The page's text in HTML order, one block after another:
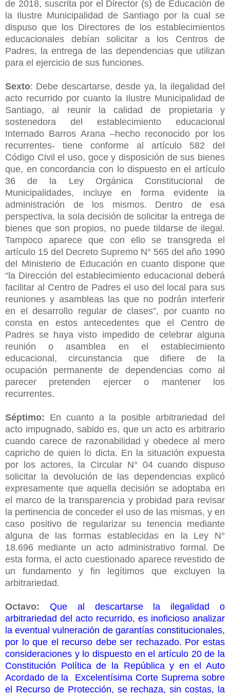
de 2018, suscrita por el Director (s) de Educación de
la Ilustre Municipalidad de Santiago por la cual se
dispuso que los Directores de los establecimientos
educacionales debían solicitar a los Centros de
Padres, la entrega de las dependencias que utilizan
para el ejercicio de sus funciones.
Sexto: Debe descartarse, desde ya, la ilegalidad del
acto recurrido por cuanto la Ilustre Municipalidad de
Santiago, al reunir la calidad de propietaria y
sostenedora del establecimiento educacional
Internado Barros Arana –hecho reconocido por los
recurrentes- tiene conforme al artículo 582 del
Código Civil el uso, goce y disposición de sus bienes
que, en concordancia con lo dispuesto en el artículo
36 de la Ley Orgánica Constitucional de
Municipalidades, incluye en forma evidente la
administración de los mismos. Dentro de esa
perspectiva, la sola decisión de solicitar la entrega de
bienes que son propios, no puede tildarse de ilegal.
Tampoco aparece que con ello se transgreda el
artículo 15 del Decreto Supremo N° 565 del año 1990
del Ministerio de Educación en cuanto dispone que
“la Dirección del establecimiento educacional deberá
facilitar al Centro de Padres el uso del local para sus
reuniones y asambleas las que no podrán interferir
en el desarrollo regular de clases”, por cuanto no
consta en estos antecedentes que el Centro de
Padres se haya visto impedido de celebrar alguna
reunión o asamblea en el establecimiento
educacional, circunstancia que difiere de la
ocupación permanente de dependencias como al
parecer pretenden ejercer o mantener los
recurrentes.
Séptimo: En cuanto a la posible arbitrariedad del
acto impugnado, sabido es, que un acto es arbitrario
cuando carece de razonabilidad y obedece al mero
capricho de quien lo dicta. En la situación expuesta
por los actores, la Circular N° 04 cuando dispuso
solicitar la devolución de las dependencias explicó
expresamente que aquella decisión se adoptaba en
el marco de la transparencia y probidad para revisar
la pertinencia de conceder el uso de las mismas, y en
caso positivo de regularizar su tenencia mediante
alguna de las formas establecidas en la Ley N°
18.696 mediante un acto administrativo formal. De
esta forma, el acto cuestionado aparece revestido de
un fundamento y fin legítimos que excluyen la
arbitrariedad.
Octavo:
Que al descartarse la ilegalidad o
arbitrariedad del acto recurrido, es inoficioso analizar
la eventual vulneración de garantías constitucionales,
por lo que el recurso debe ser rechazado. Por estas
consideraciones y lo dispuesto en el artículo 20 de la
Constitución Política de la República y en el Auto
Acordado de la Excelentísima Corte Suprema sobre
el Recurso de Protección, se rechaza, sin costas, la